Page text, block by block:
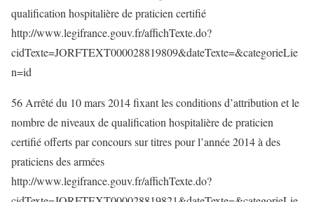
qualification hospitalière de praticien certifié
http://www.legifrance.gouv.fr/affichTexte.do?
cidTexte=JORFTEXT000028819809&dateTexte=&categorieLie
n=id
56 Arrêté du 10 mars 2014 fixant les conditions d’attribution et le
nombre de niveaux de qualification hospitalière de praticien
certifié offerts par concours sur titres pour l’année 2014 à des
praticiens des armées
http://www.legifrance.gouv.fr/affichTexte.do?